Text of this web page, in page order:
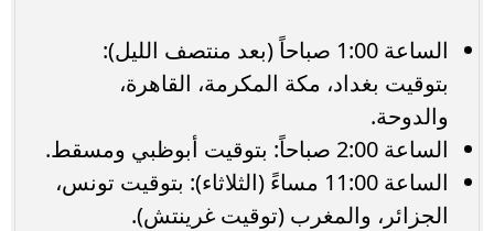
الساعة 1:00 صباحاً (بعد منتصف الليل):
بتوقيت بغداد، مكة المكرمة، القاهرة،
والدوحة.
الساعة 2:00 صباحاً: بتوقيت أبوظبي ومسقط.
الساعة 11:00 مساءً (الثلاثاء): بتوقيت تونس،
الجزائر، والمغرب (توقيت غرينتش).